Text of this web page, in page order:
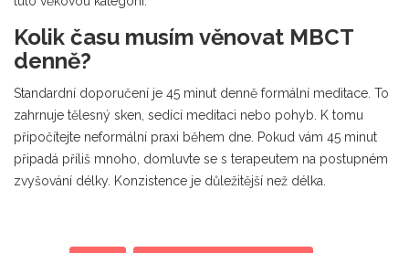
Kolik času musím věnovat MBCT
denně?
Standardní doporučení je 45 minut denně formální meditace. To
zahrnuje tělesný sken, sedící meditaci nebo pohyb. K tomu
připočítejte neformální praxi během dne. Pokud vám 45 minut
připadá příliš mnoho, domluvte se s terapeutem na postupném
zvyšování délky. Konzistence je důležitější než délka.